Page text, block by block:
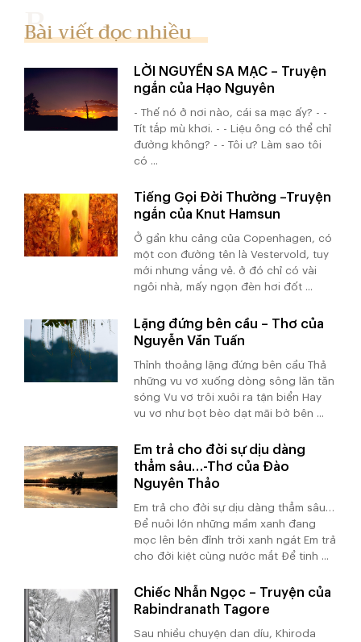
Bài viết đọc nhiều
LỜI NGUYỀN SA MẠC – Truyện
ngắn của Hạo Nguyên
- Thế nó ở nơi nào, cái sa mạc ấy? - -
Tít tắp mù khơi. - - Liệu ông có thể chỉ
đường không? - - Tôi ư? Làm sao tôi
có ...
Tiếng Gọi Đời Thường –Truyện
ngắn của Knut Hamsun
Ở gần khu cảng của Copenhagen, có
một con đường tên là Vestervold, tuy
mới nhưng vắng vẻ. ở đó chỉ có vài
ngôi nhà, mấy ngọn đèn hơi đốt ...
Lặng đứng bên cầu – Thơ của
Nguyễn Văn Tuấn
Thỉnh thoảng lặng đứng bên cầu Thả
những vu vơ xuống dòng sông lăn tăn
sóng Vu vơ trôi xuôi ra tận biển Hay
vu vơ như bọt bèo dạt mãi bờ bên ...
Em trả cho đời sự dịu dàng
thẳm sâu…-Thơ của Đào
Nguyên Thảo
Em trả cho đời sự dịu dàng thẳm sâu…
Để nuôi lớn những mầm xanh đang
mọc lên bên đỉnh trời xanh ngát Em trả
cho đời kiệt cùng nước mắt Để tinh ...
Chiếc Nhẫn Ngọc – Truyện của
Rabindranath Tagore
Sau nhiều chuyện dan díu, Khiroda